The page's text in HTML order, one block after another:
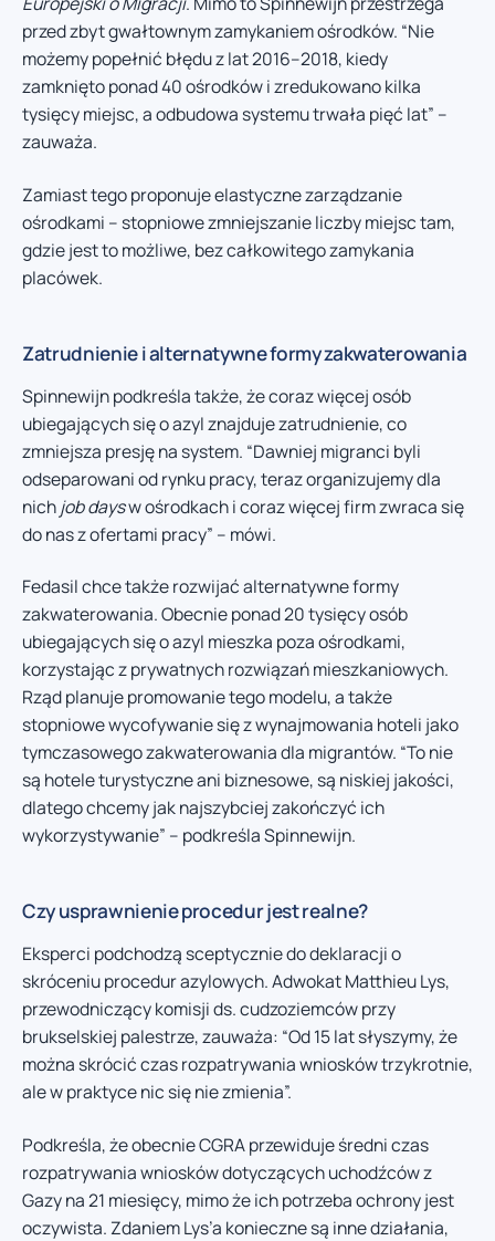
przed zbyt gwałtownym zamykaniem ośrodków. “Nie
możemy popełnić błędu z lat 2016–2018, kiedy
zamknięto ponad 40 ośrodków i zredukowano kilka
tysięcy miejsc, a odbudowa systemu trwała pięć lat” –
zauważa.
Zamiast tego proponuje elastyczne zarządzanie
ośrodkami – stopniowe zmniejszanie liczby miejsc tam,
gdzie jest to możliwe, bez całkowitego zamykania
placówek.
Zatrudnienie i alternatywne formy zakwaterowania
Spinnewijn podkreśla także, że coraz więcej osób
ubiegających się o azyl znajduje zatrudnienie, co
zmniejsza presję na system. “Dawniej migranci byli
odseparowani od rynku pracy, teraz organizujemy dla
nichjob daysw ośrodkach i coraz więcej firm zwraca się
do nas z ofertami pracy” – mówi.
Fedasil chce także rozwijać alternatywne formy
zakwaterowania. Obecnie ponad 20 tysięcy osób
ubiegających się o azyl mieszka poza ośrodkami,
korzystając z prywatnych rozwiązań mieszkaniowych.
Rząd planuje promowanie tego modelu, a także
stopniowe wycofywanie się z wynajmowania hoteli jako
tymczasowego zakwaterowania dla migrantów. “To nie
są hotele turystyczne ani biznesowe, są niskiej jakości,
dlatego chcemy jak najszybciej zakończyć ich
wykorzystywanie” – podkreśla Spinnewijn.
Czy usprawnienie procedur jest realne?
Eksperci podchodzą sceptycznie do deklaracji o
skróceniu procedur azylowych. Adwokat Matthieu Lys,
przewodniczący komisji ds. cudzoziemców przy
brukselskiej palestrze, zauważa: “Od 15 lat słyszymy, że
można skrócić czas rozpatrywania wniosków trzykrotnie,
ale w praktyce nic się nie zmienia”.
Podkreśla, że obecnie CGRA przewiduje średni czas
rozpatrywania wniosków dotyczących uchodźców z
Gazy na 21 miesięcy, mimo że ich potrzeba ochrony jest
oczywista. Zdaniem Lys’a konieczne są inne działania,